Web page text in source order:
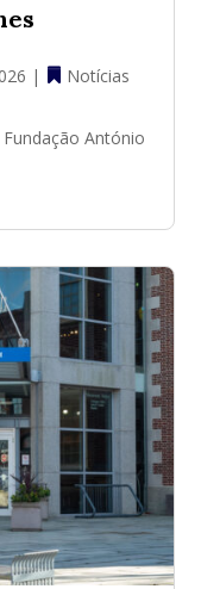
|
Notícias
António